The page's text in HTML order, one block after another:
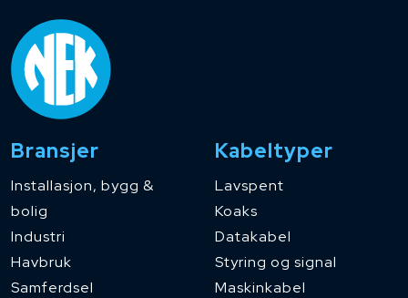
Bransjer
Installasjon, bygg &
bolig
Industri
Havbruk
Samferdsel
Kabeltyper
Lavspent
Koaks
Datakabel
Styring og signal
Maskinkabel